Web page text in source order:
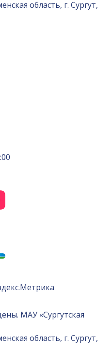
область, г. Сургут,
МАУ «Сургутская
область, г. Сургут,